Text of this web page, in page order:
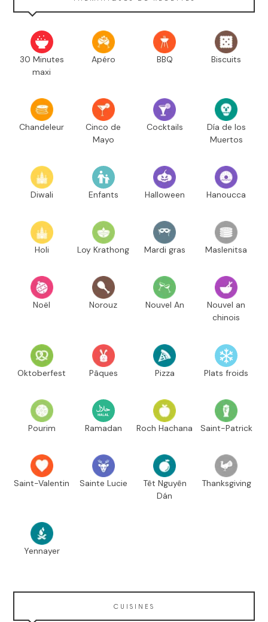
30 Minutes
maxi
Apéro BBQ Biscuits
Chandeleur
Cinco de
Mayo
Cocktails
Día de los
Muertos
Diwali Enfants Halloween Hanoucca
Holi Loy Krathong Mardi gras Maslenitsa
Noël Norouz Nouvel An
Nouvel an
chinois
Oktoberfest Pâques Pizza Plats froids
Pourim Ramadan Roch Hachana Saint-Patrick
Saint-Valentin Sainte Lucie
Têt Nguyên
Dán
Thanksgiving
Yennayer
CUISINES